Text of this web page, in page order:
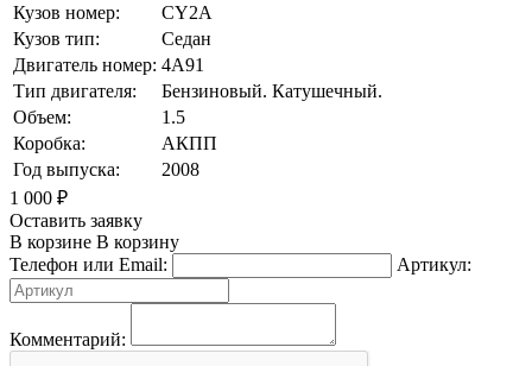
Кузов номер:
CY2A
Кузов тип:
Седан
Двигатель номер: 4A91
Тип двигателя:
Бензиновый. Катушечный.
Объем:
1.5
Коробка:
АКПП
Год выпуска:
2008
1 000 ₽
Оставить заявку
В корзине В корзину
Телефон или Email:
Артикул:
Комментарий: